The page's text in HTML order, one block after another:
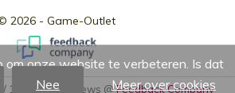
2026 - Game-Outlet
/ 10 2301Reviews @Feedback Company
om onze website te verbeteren. Is dat
Nee Meer over cookies